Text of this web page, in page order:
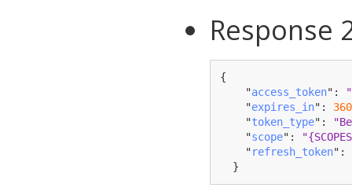
Response
{
    "
access_token":
    "
expires_in":
    "
token_type":
    "
scope":
    "
refresh_token":
}